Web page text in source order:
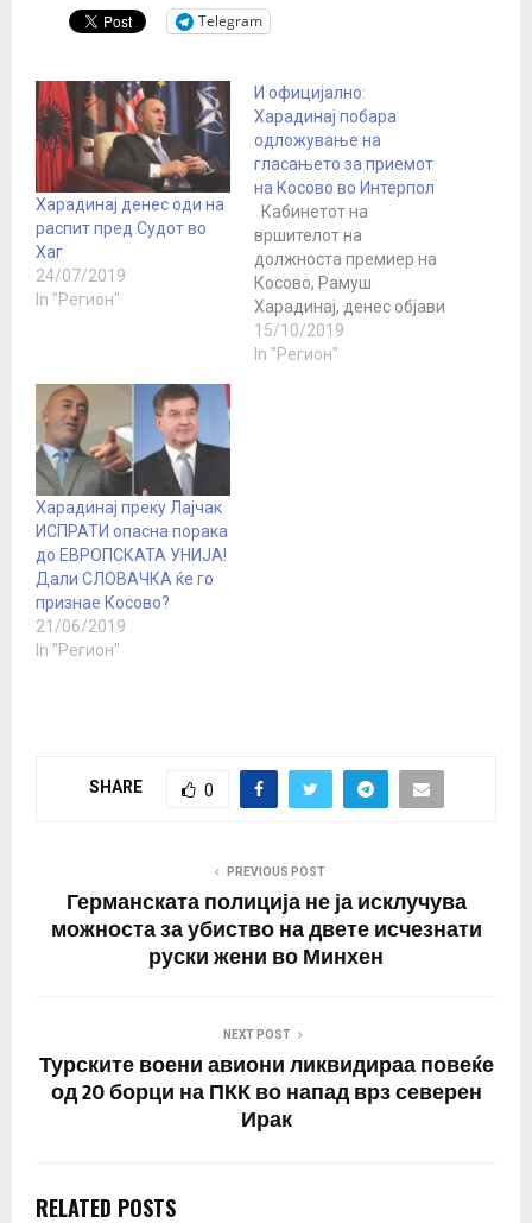
Telegram
Харадинај денес оди на
распит пред Судот во
Хаг
24/07/2019
In "Регион"
И официјално:
Харадинај побара
одложување на
гласањето за приемот
на Косово во Интерпол
Кабинетот на
вршителот на
должноста премиер на
Косово, Рамуш
Харадинај, денес објави
дека побарал од
Генералното собрание
15/10/2019
In "Регион"
Харадинај преку Лајчак
ИСПРАТИ опасна порака
до ЕВРОПСКАТА УНИЈА!
Дали СЛОВАЧКА ќе го
признае Косово?
21/06/2019
In "Регион"
SHARE 0
PREVIOUS POST
Германската полиција не ја исклучува
можноста за убиство на двете исчезнати
руски жени во Минхен
NEXT POST
Турските воени авиони ликвидираа повеќе
од 20 борци на ПКК во напад врз северен
Ирак
RELATED POSTS